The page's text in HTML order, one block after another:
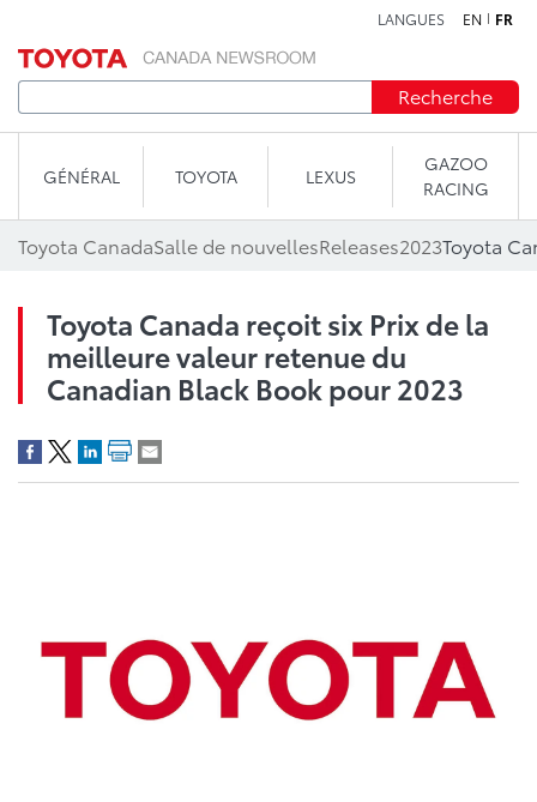
LANGUES EN FR
Recherche
GÉNÉRAL TOYOTA LEXUS
GAZOO
RACING
Toyota CanadaSalle de nouvellesReleases2023
Toyota Canada reçoit six Prix de la
meilleure valeur retenue du
Canadian Black Book pour 2023